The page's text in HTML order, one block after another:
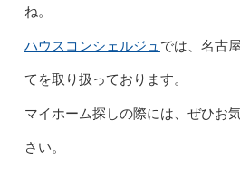
ね。
ハウスコンシェルジュ では、名古
てを取り扱っております。
マイホーム探しの際には、ぜひお
さい。